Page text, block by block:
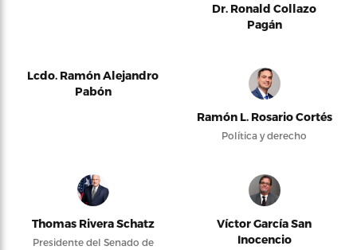
Dr. Ronald Collazo
Pagán
Lcdo. Ramón Alejandro
Pabón
Ramón L. Rosario Cortés
Política y derecho
Thomas Rivera Schatz
Presidente del Senado de
Víctor García San
Inocencio